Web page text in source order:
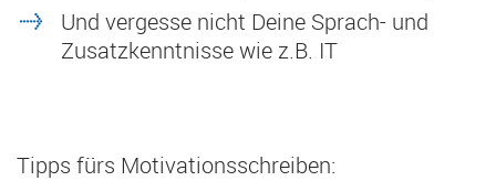
Und vergesse nicht Deine Sprach- und
Zusatzkenntnisse wie z.B. IT
Tipps fürs Motivationsschreiben: